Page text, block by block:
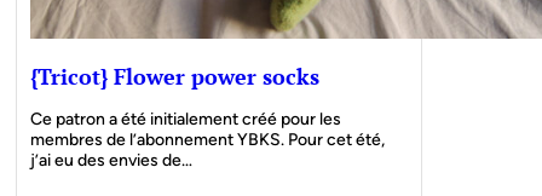
{Tricot} Flower power socks
Ce patron a été initialement créé pour les
membres de l’abonnement YBKS. Pour cet été,
j’ai eu des envies de…